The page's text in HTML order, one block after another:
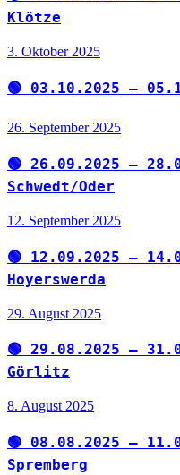
Klötze
3. Oktober 2025
🟢 03.10.2025 –
26. September 2025
🟢 26.09.2025 –
Schwedt/Oder
12. September 2025
🟢 12.09.2025 –
Hoyerswerda
29. August 2025
🟢 29.08.2025 –
Görlitz
8. August 2025
🟢 08.08.2025 –
Spremberg